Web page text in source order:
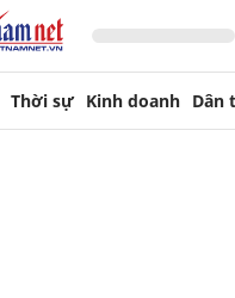
Thời sự Kinh doanh Dân